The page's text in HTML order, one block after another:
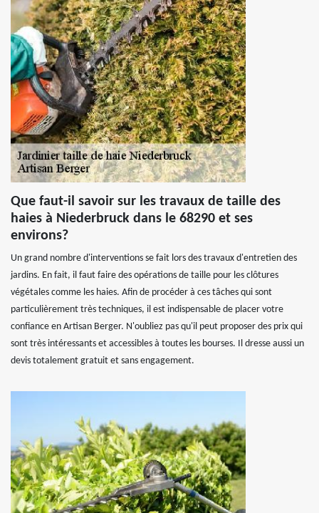
Que faut-il savoir sur les travaux de taille des
haies à Niederbruck dans le 68290 et ses
environs?
Un grand nombre d'interventions se fait lors des travaux d'entretien des
jardins. En fait, il faut faire des opérations de taille pour les clôtures
végétales comme les haies. Afin de procéder à ces tâches qui sont
particulièrement très techniques, il est indispensable de placer votre
confiance en Artisan Berger. N'oubliez pas qu'il peut proposer des prix qui
sont très intéressants et accessibles à toutes les bourses. Il dresse aussi un
devis totalement gratuit et sans engagement.